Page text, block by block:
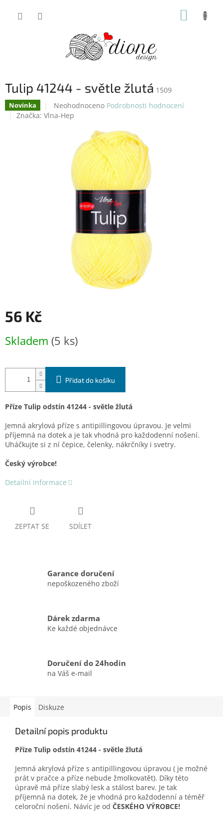
Tulip 41244 - světle žlutá 1509
Novinka
Průměrné
hodnocení
hvězdiček.
Neohodnoceno Podrobnosti hodnocení
Značka: Vlna-Hep
56 Kč
cena:
Skladem (5 ks)
Přidat do košíku
Příze Tulip odstín 41244 - světle žlutá
Jemná akrylová příze s antipillingovou úpravou. Je velmi
příjemná na dotek a je tak vhodná pro každodenní nošení.
Uháčkujte si z ní čepice, čelenky, nákrčníky i svetry.
Český výrobce!
Detailní informace
ZEPTAT SE SDÍLET
Garance doručení
nepoškozeného zboží
Dárek zdarma
Ke každé objednávce
Doručení do 24hodin
na Váš e-mail
Popis Diskuze
Detailní popis produktu
Příze Tulip odstín 41244 - světle žlutá
Jemná akrylová příze s antipillingovou úpravou ( je možné
prát v pračce a příze nebude žmolkovatět). Díky této
úpravě má příze slabý lesk a stálost barev. Je tak
příjemná na dotek, že je vhodná pro každodenní a téměř
celoroční nošení. Návíc je od ČESKÉHO VÝROBCE!